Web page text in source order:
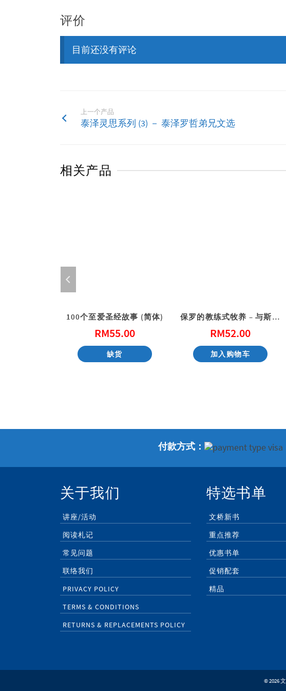
评价
目前还没有评论
上一个产品
泰泽灵思系列 (3) － 泰泽罗哲弟兄文选
相关产品
100个至爱圣经故事 (简体)
RM55.00
缺货
保罗的教练式牧养 – 与斯托得一起读提摩太前后书、提多书
RM52.00
加入购物车
付款方式：
关于我们
讲座/活动
阅读札记
常见问题
联络我们
PRIVACY POLICY
TERMS & CONDITIONS
RETURNS & REPLACEMENTS POLICY
特选书单
文桥新书
重点推荐
优惠书单
促销配套
精品
© 2026